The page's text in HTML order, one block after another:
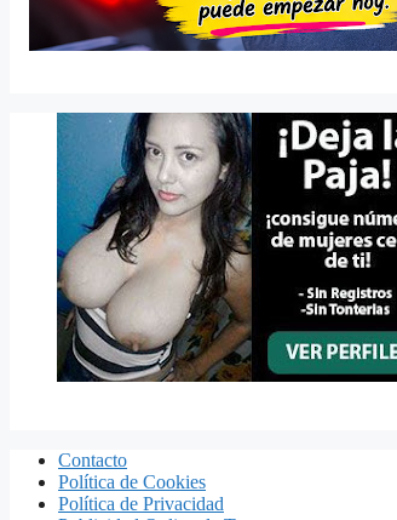
Contacto
Política de Cookies
Política de Privacidad